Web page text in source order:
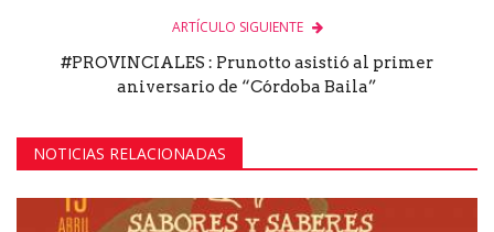
ARTÍCULO SIGUIENTE
#PROVINCIALES : Prunotto asistió al primer
aniversario de “Córdoba Baila”
NOTICIAS RELACIONADAS